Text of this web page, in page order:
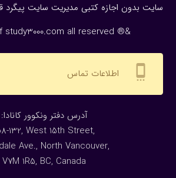
سایت بدون اجازه كتبی مدیریت سایت پیگرد
study3000.com all reserved ®&
settings_cell اطلاعات تماس
:آدرس دفتر ونکوور کانادا
132, West 15th Street,
Ave., North Vancouver,
V7M 1R5, BC, Canada